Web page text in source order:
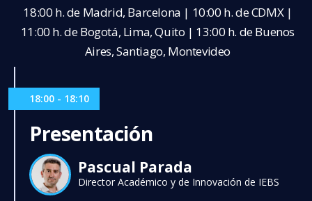
18:00 h. de Madrid, Barcelona | 10:00 h. de CDMX |
11:00 h. de Bogotá, Lima, Quito | 13:00 h. de Buenos
Aires, Santiago, Montevideo
18:00 - 18:10
Presentación
Pascual Parada
Director Académico y de Innovación de IEBS